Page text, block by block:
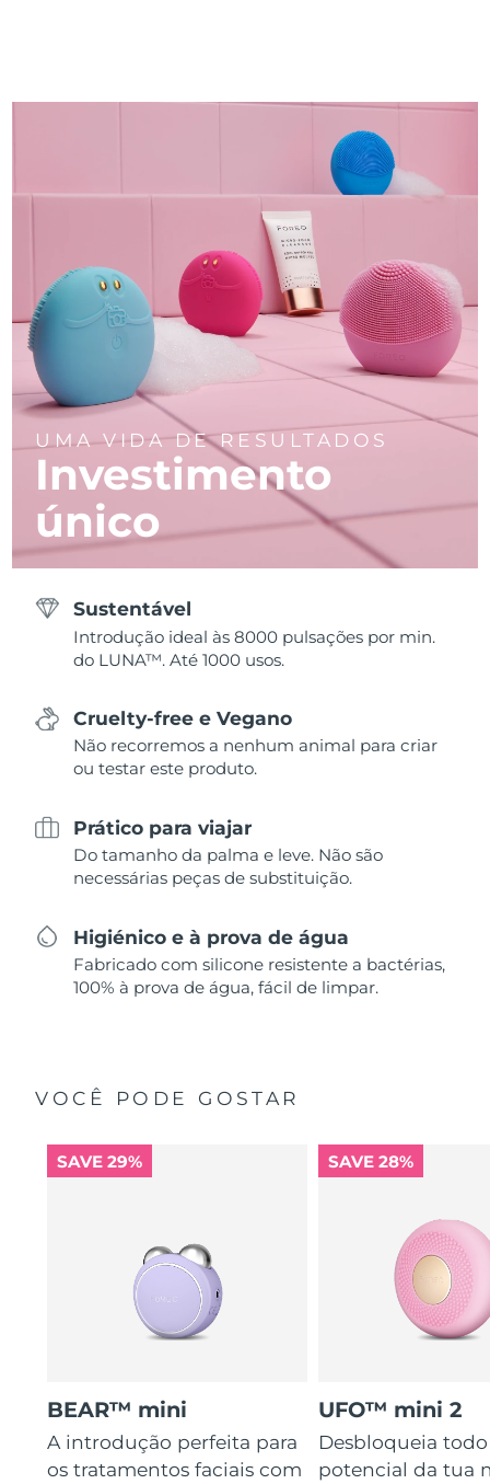
UMA VIDA DE RESULTADOS
Investimento
único
Sustentável
Introdução ideal às 8000 pulsações por min.
do LUNA™. Até 1000 usos.
Cruelty-free e Vegano
Não recorremos a nenhum animal para criar
ou testar este produto.
Prático para viajar
Do tamanho da palma e leve. Não são
necessárias peças de substituição.
Higiénico e à prova de água
Fabricado com silicone resistente a bactérias,
100% à prova de água, fácil de limpar.
VOCÊ PODE GOSTAR
SAVE 29%
BEAR™ mini
A introdução perfeita para
os tratamentos faciais com
SAVE 28%
UFO™ mini 2
Desbloqueia
potencial da tua